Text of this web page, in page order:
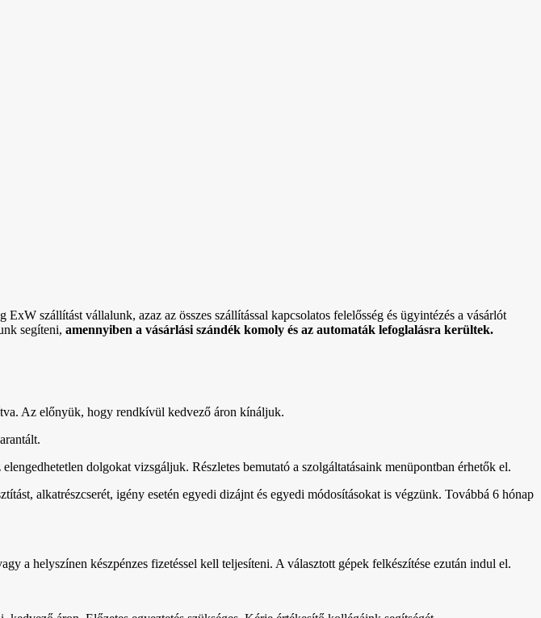
szállítást vállalunk, azaz az összes szállítással kapcsolatos felelősség és ügyintézés a vásárlót
segíteni, amennyiben a vásárlási szándék komoly és az automaták lefoglalásra kerültek.
Az előnyük, hogy rendkívül kedvező áron kínáljuk.
dolgokat vizsgáljuk. Részletes bemutató a szolgáltatásaink menüpontban érhetők el.
alkatrészcserét, igény esetén egyedi dizájnt és egyedi módosításokat is végzünk. Továbbá 6 hónap
a helyszínen készpénzes fizetéssel kell teljesíteni. A választott gépek felkészítése ezután indul el.